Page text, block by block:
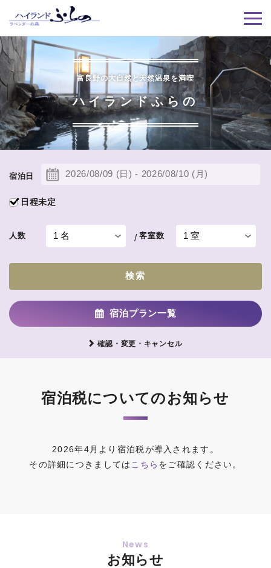
富良野の大自然と天然温泉を満喫
ハイランドふらの
宿泊日
日程未定
人数 / 客室数
検索
宿泊プラン一覧
確認・変更・キャンセル
宿泊税についてのお知らせ
2026年4月より宿泊税が導入されます。
その詳細につきましては こちら をご確認ください。
お知らせ